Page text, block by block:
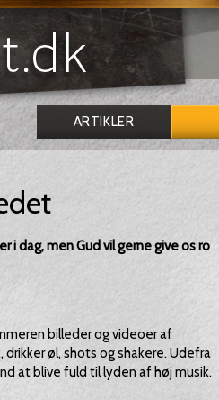
ARTIKLER
i dag, men Gud vil gerne give os ro
billeder og videoer af
øl, shots og shakere. Udefra
at blive fuld til lyden af høj musik.